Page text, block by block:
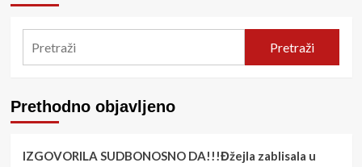
Pretraži
Prethodno objavljeno
IZGOVORILA SUDBONOSNO DA!!!Đžejla zablisala u